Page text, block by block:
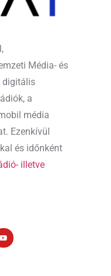
Média- és
digitális
a
média
Ezenkívül
és időnként
illetve